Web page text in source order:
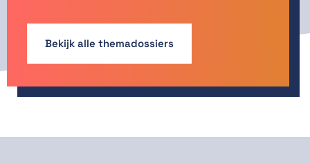
Bekijk alle themadossiers